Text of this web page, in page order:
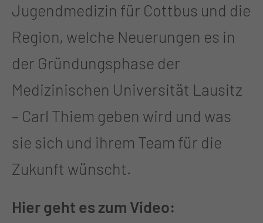
Jugendmedizin für Cottbus und die
Region, welche Neuerungen es in
der Gründungsphase der
Medizinischen Universität Lausitz
– Carl Thiem geben wird und was
sie sich und ihrem Team für die
Zukunft wünscht.
Hier geht es zum Video: